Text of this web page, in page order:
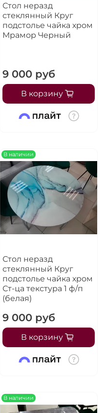
Стол неразд
стеклянный Круг
подстолье чайка хром
Мрамор Черный
9 000 руб
В корзину
В наличии
Стол неразд
стеклянный Круг
подстолье чайка хром
Ст-ца текстура 1 ф/п
(белая)
9 000 руб
В корзину
В наличии